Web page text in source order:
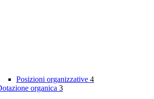
Posizioni organizzative 4
organica 3